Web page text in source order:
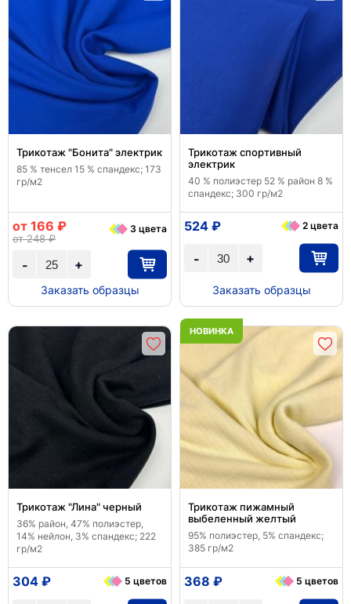
Трикотаж "Бонита" электрик
85 % тенсел 15 % спандекс; 173
гр/м2
+
-
от 166 ₽
от 248 ₽
3 цвета
Заказать образцы
Трикотаж спортивный
электрик
40 % полиэстер 52 % район 8 %
спандекс; 300 гр/м2
+
-
524 ₽ 2 цвета
Заказать образцы
Трикотаж "Лина" черный
36% район, 47% полиэстер,
14% нейлон, 3% спандекс; 222
гр/м2
304 ₽ 5 цветов
НОВИНКА
Трикотаж пижамный
выбеленный желтый
95% полиэстер, 5% спандекс;
385 гр/м2
368 ₽ 5 цветов